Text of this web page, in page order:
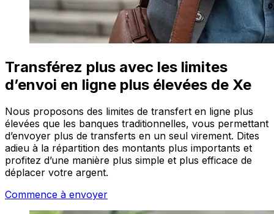
Transférez plus avec les limites
d’envoi en ligne plus élevées de Xe
Nous proposons des limites de transfert en ligne plus
élevées que les banques traditionnelles, vous permettant
d’envoyer plus de transferts en un seul virement. Dites
adieu à la répartition des montants plus importants et
profitez d’une manière plus simple et plus efficace de
déplacer votre argent.
Commence à envoyer